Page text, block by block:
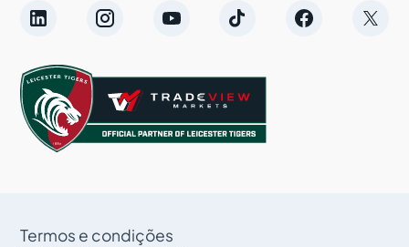
Termos e condições